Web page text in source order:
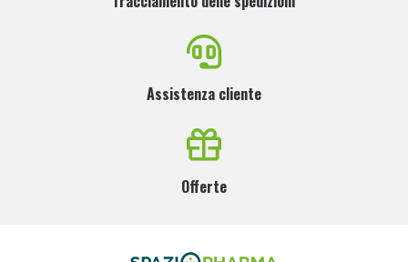
Assistenza cliente
Offerte